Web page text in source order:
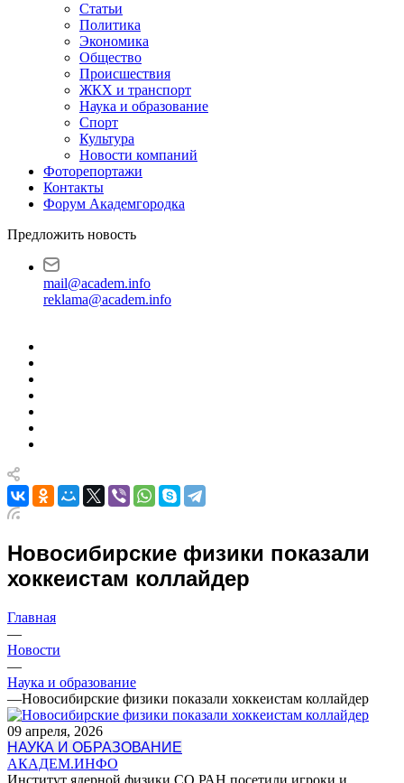
Статьи
Политика
Экономика
Общество
Происшествия
ЖКХ и транспорт
Наука и образование
Спорт
Культура
Новости компаний
Фоторепортажи
Контакты
Форум Академгородка
Предложить новость
mail@academ.info
reklama@academ.info
Новосибирские физики показали
хоккеистам коллайдер
Главная
—
Новости
—
Наука и образование
—Новосибирские физики показали хоккеистам коллайдер
09 апреля, 2026
НАУКА И ОБРАЗОВАНИЕ
АКАДЕМ.ИНФО
Институт ядерной физики СО РАН посетили игроки и